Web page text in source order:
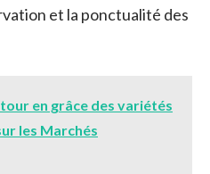
et la ponctualité des
en grâce des variétés
les Marchés